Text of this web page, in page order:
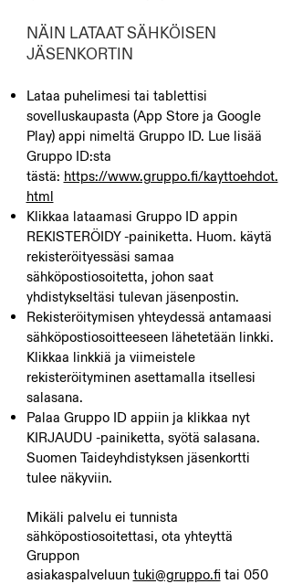
NÄIN LATAAT SÄHKÖISEN
JÄSENKORTIN
Lataa puhelimesi tai tablettisi
sovelluskaupasta (App Store ja Google
Play) appi nimeltä Gruppo ID. Lue lisää
Gruppo ID:sta
tästä: https://www.gruppo.fi/kayttoehdot.
html
Klikkaa lataamasi Gruppo ID appin
REKISTERÖIDY -painiketta. Huom. käytä
rekisteröityessäsi samaa
sähköpostiosoitetta, johon saat
yhdistykseltäsi tulevan jäsenpostin.
Rekisteröitymisen yhteydessä antamaasi
sähköpostiosoitteeseen lähetetään linkki.
Klikkaa linkkiä ja viimeistele
rekisteröityminen asettamalla itsellesi
salasana.
Palaa Gruppo ID appiin ja klikkaa nyt
KIRJAUDU -painiketta, syötä salasana.
Suomen Taideyhdistyksen jäsenkortti
tulee näkyviin.
Mikäli palvelu ei tunnista
sähköpostiosoitettasi, ota yhteyttä
Gruppon
asiakaspalveluun tuki@gruppo.fitai 050